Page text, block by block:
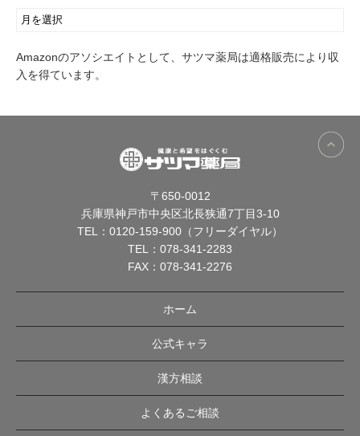
Amazonのアソシエイトとして、サツマ薬局は適格販売により収
入を得ています。
〒650-0012
兵庫県神戸市中央区北長狭通7丁目3-10
TEL： 0120-159-900（フリーダイヤル）
TEL： 078-341-2283
FAX：078-341-2276
ホーム
公式キャラ
漢方相談
よくあるご相談